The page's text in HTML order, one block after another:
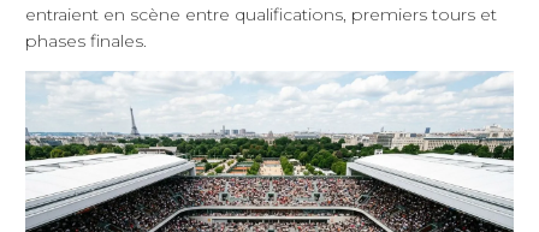
entraient en scène entre qualifications, premiers tours et
phases finales.